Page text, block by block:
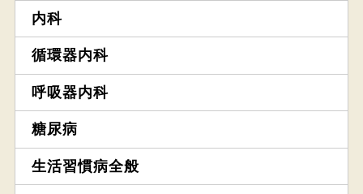
内科
循環器内科
呼吸器内科
糖尿病
生活習慣病全般